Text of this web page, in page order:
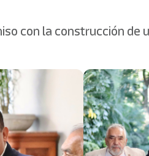
con la construcción